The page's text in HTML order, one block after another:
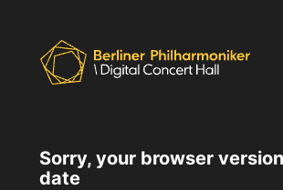
Sorry, your browser
date